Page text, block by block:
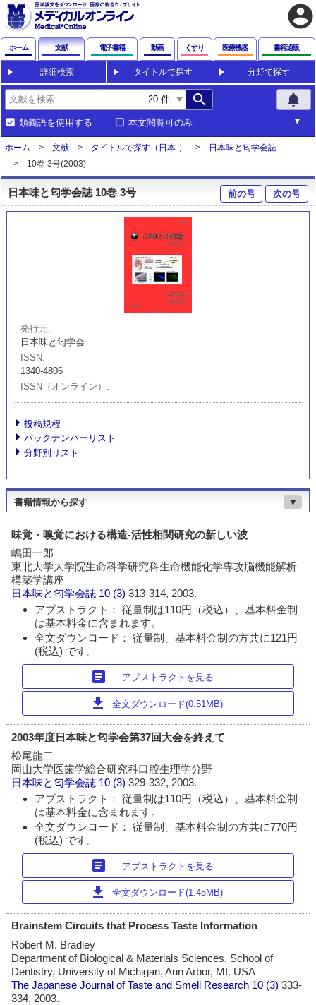
account_circle
ホーム 文献 電子書籍 動画 くすり 医療機器 書籍通販
詳細検索 タイトルで探す 分野で探す
search notifications
類義語を使用する 本文閲覧可のみ
ホーム 文献 タイトルで探す（日本-）
日本味と匂学会誌
10巻 3号(2003)
日本味と匂学会誌 10巻 3号 前の号 次の号
発行元
日本味と匂学会
ISSN
1340-4806
ISSN（オンライン）
投稿規程
バックナンバーリスト
分野別リスト
書籍情報から探す ▼
味覚・嗅覚における構造-活性相関研究の新しい波
嶋田一郎
東北大学大学院生命科学研究科生命機能化学専攻脳機能解析
構築学講座
日本味と匂学会誌 10 (3)313-314, 2003.
アブストラクト： 従量制は110円（税込）、基本料金制
は基本料金に含まれます。
全文ダウンロード： 従量制、基本料金制の方共に121円
(税込) です。
article アブストラクトを見る
download 全文ダウンロード(0.51MB)
2003年度日本味と匂学会第37回大会を終えて
松尾龍二
岡山大学医歯学総合研究科口腔生理学分野
日本味と匂学会誌 10 (3)329-332, 2003.
アブストラクト： 従量制は110円（税込）、基本料金制
は基本料金に含まれます。
全文ダウンロード： 従量制、基本料金制の方共に770円
(税込) です。
article アブストラクトを見る
download 全文ダウンロード(1.45MB)
Brainstem Circuits that Process Taste Information
Robert M. Bradley
Department of Biological & Materials Sciences, School of
Dentistry, University of Michigan, Ann Arbor, MI. USA
The Japanese Journal of Taste and Smell Research 10 (3)333-
334, 2003.